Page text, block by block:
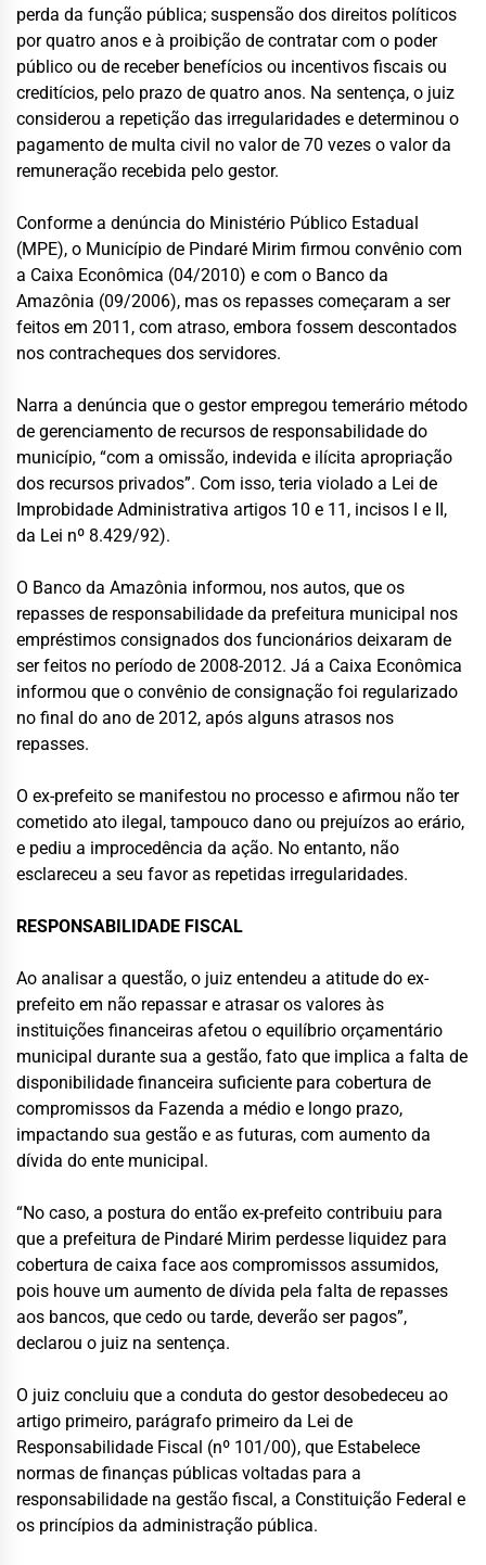
perda da função pública; suspensão dos direitos políticos
por quatro anos e à proibição de contratar com o poder
público ou de receber benefícios ou incentivos fiscais ou
creditícios, pelo prazo de quatro anos. Na sentença, o juiz
considerou a repetição das irregularidades e determinou o
pagamento de multa civil no valor de 70 vezes o valor da
remuneração recebida pelo gestor.
Conforme a denúncia do Ministério Público Estadual
(MPE), o Município de Pindaré Mirim firmou convênio com
a Caixa Econômica (04/2010) e com o Banco da
Amazônia (09/2006), mas os repasses começaram a ser
feitos em 2011, com atraso, embora fossem descontados
nos contracheques dos servidores.
Narra a denúncia que o gestor empregou temerário método
de gerenciamento de recursos de responsabilidade do
município, “com a omissão, indevida e ilícita apropriação
dos recursos privados”. Com isso, teria violado a Lei de
Improbidade Administrativa artigos 10 e 11, incisos I e II,
da Lei nº 8.429/92).
O Banco da Amazônia informou, nos autos, que os
repasses de responsabilidade da prefeitura municipal nos
empréstimos consignados dos funcionários deixaram de
ser feitos no período de 2008-2012. Já a Caixa Econômica
informou que o convênio de consignação foi regularizado
no final do ano de 2012, após alguns atrasos nos
repasses.
O ex-prefeito se manifestou no processo e afirmou não ter
cometido ato ilegal, tampouco dano ou prejuízos ao erário,
e pediu a improcedência da ação. No entanto, não
esclareceu a seu favor as repetidas irregularidades.
RESPONSABILIDADE FISCAL
Ao analisar a questão, o juiz entendeu a atitude do ex-
prefeito em não repassar e atrasar os valores às
instituições financeiras afetou o equilíbrio orçamentário
municipal durante sua a gestão, fato que implica a falta de
disponibilidade financeira suficiente para cobertura de
compromissos da Fazenda a médio e longo prazo,
impactando sua gestão e as futuras, com aumento da
dívida do ente municipal.
“No caso, a postura do então ex-prefeito contribuiu para
que a prefeitura de Pindaré Mirim perdesse liquidez para
cobertura de caixa face aos compromissos assumidos,
pois houve um aumento de dívida pela falta de repasses
aos bancos, que cedo ou tarde, deverão ser pagos”,
declarou o juiz na sentença.
O juiz concluiu que a conduta do gestor desobedeceu ao
artigo primeiro, parágrafo primeiro da Lei de
Responsabilidade Fiscal (nº 101/00), que Estabelece
normas de finanças públicas voltadas para a
responsabilidade na gestão fiscal, a Constituição Federal e
os princípios da administração pública.